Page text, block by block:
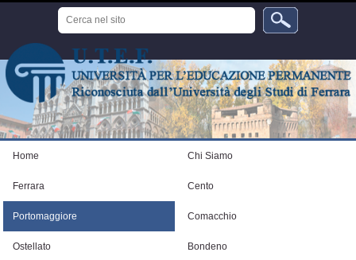
Cerca
nel
sito
Home Chi Siamo
Ferrara Cento
Portomaggiore Comacchio
Ostellato Bondeno